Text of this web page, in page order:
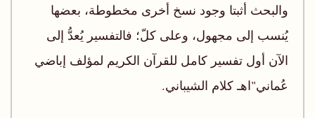
والبحث أثبتا وجود نسخ أخرى مخطوطة، بعضها
يُنسب إلى مجهول، وعلى كلّ؛ فالتفسير يُعدُّ إلى
الآن أول تفسير كامل للقرآن الكريم لمؤلف إباضي
عُماني"اهـ كلام الشيباني.